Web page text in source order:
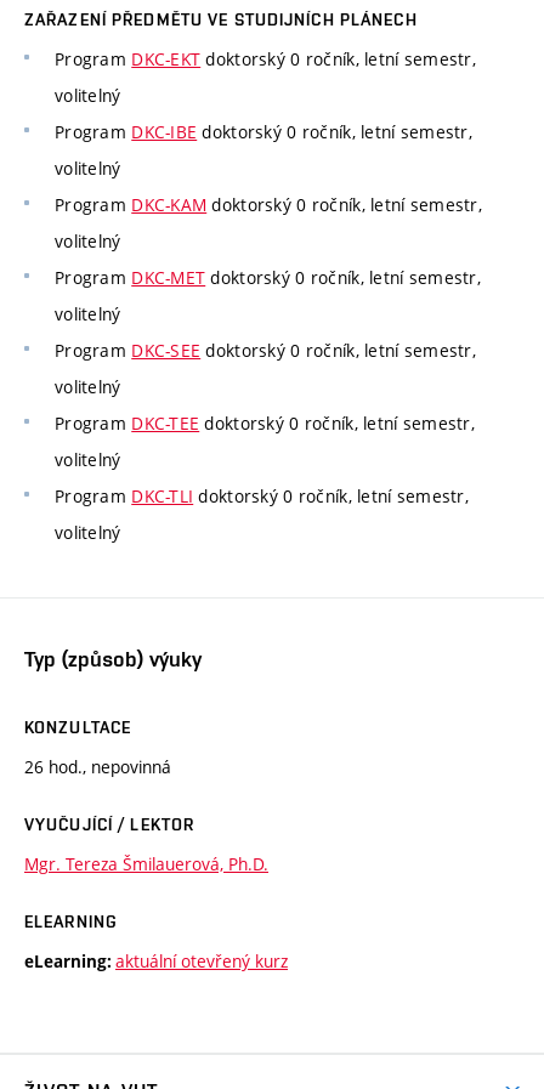
ZAŘAZENÍ PŘEDMĚTU VE STUDIJNÍCH PLÁNECH
Program DKC-EKT doktorský 0 ročník, letní semestr,
volitelný
Program DKC-IBE doktorský 0 ročník, letní semestr,
volitelný
Program DKC-KAM doktorský 0 ročník, letní semestr,
volitelný
Program DKC-MET doktorský 0 ročník, letní semestr,
volitelný
Program DKC-SEE doktorský 0 ročník, letní semestr,
volitelný
Program DKC-TEE doktorský 0 ročník, letní semestr,
volitelný
Program DKC-TLI doktorský 0 ročník, letní semestr,
volitelný
Typ (způsob) výuky
KONZULTACE
26 hod., nepovinná
VYUČUJÍCÍ / LEKTOR
Mgr. Tereza Šmilauerová, Ph.D.
ELEARNING
eLearning: aktuální otevřený kurz